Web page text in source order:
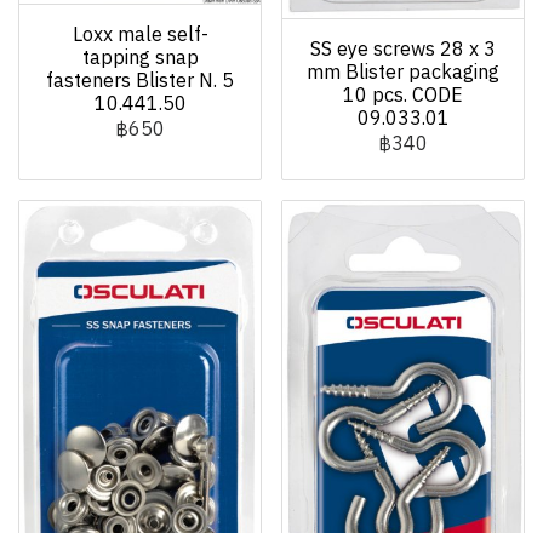
Loxx male self-
tapping snap
fasteners Blister N. 5
10.441.50
฿650
SS eye screws 28 x 3
mm Blister packaging
10 pcs. CODE
09.033.01
฿340